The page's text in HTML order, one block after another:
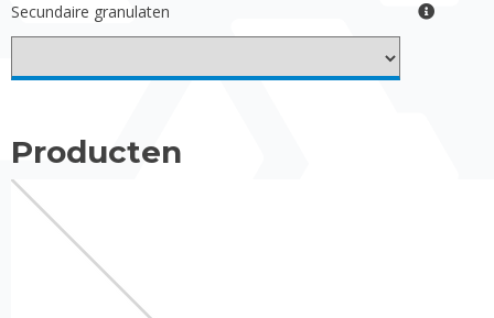
Secundaire granulaten
Producten